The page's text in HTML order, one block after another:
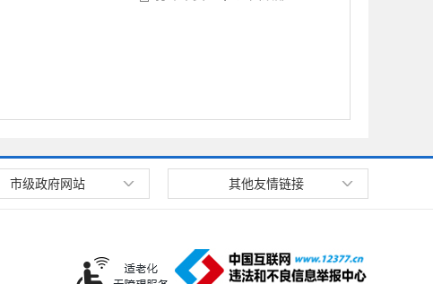
市级政府网站 其他友情链接